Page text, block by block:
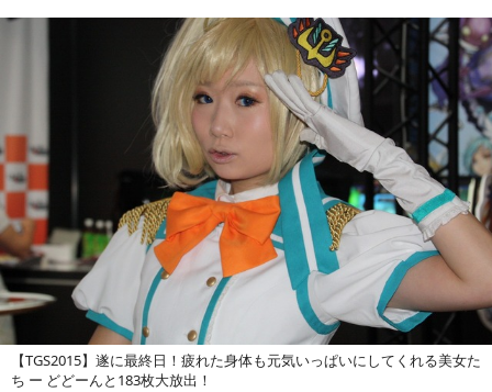
【TGS2015】遂に最終日！疲れた身体も元気いっぱいにしてくれる美女た
ち ー どどーんと183枚大放出！